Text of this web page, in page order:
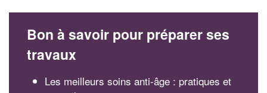
Bon à savoir pour préparer ses
travaux
Les meilleurs soins anti-âge : pratiques et